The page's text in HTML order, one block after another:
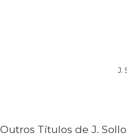
J.
Outros Títulos de J. Sollo